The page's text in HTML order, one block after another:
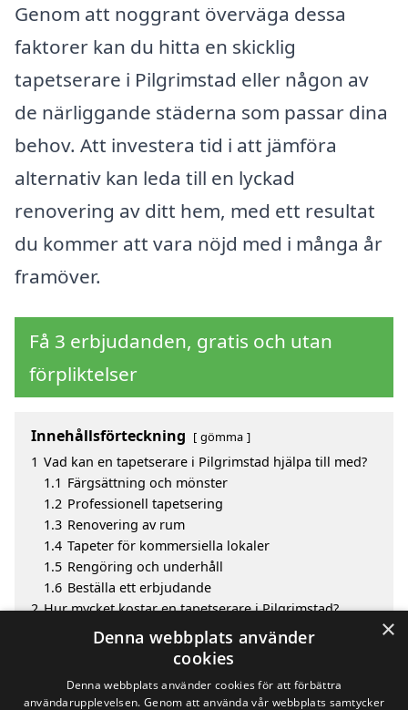
Genom att noggrant överväga dessa
faktorer kan du hitta en skicklig
tapetserare i Pilgrimstad eller någon av
de närliggande städerna som passar dina
behov. Att investera tid i att jämföra
alternativ kan leda till en lyckad
renovering av ditt hem, med ett resultat
du kommer att vara nöjd med i många år
framöver.
Få 3 erbjudanden, gratis och utan
förpliktelser
Innehållsförteckning gömma
1 Vad kan en tapetserare i Pilgrimstad hjälpa till med?
1.1 Färgsättning och mönster
1.2 Professionell tapetsering
1.3 Renovering av rum
1.4 Tapeter för kommersiella lokaler
1.5 Rengöring och underhåll
1.6 Beställa ett erbjudande
2 Hur mycket kostar en tapetserare i Pilgrimstad?
Fördelar med att välja tapetserare i Pilgrimstad
Sök efter en skicklig tapetserare i de omgivande
×
Denna webbplats använder
cookies
Denna webbplats använder cookies för att förbättra
användarupplevelsen. Genom att använda vår webbplats samtycker